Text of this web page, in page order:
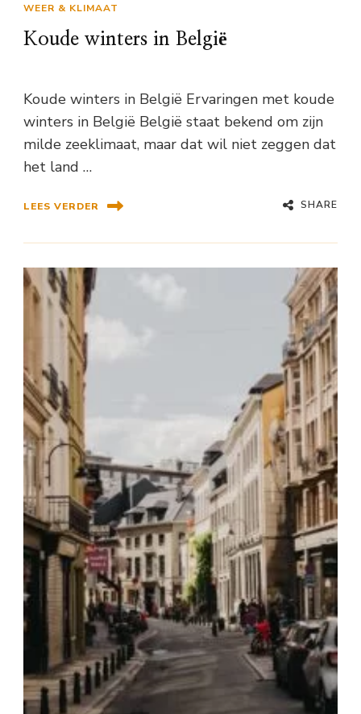
WEER & KLIMAAT
Koude winters in België
Koude winters in België Ervaringen met koude
winters in België België staat bekend om zijn
milde zeeklimaat, maar dat wil niet zeggen dat
het land …
LEES VERDER SHARE